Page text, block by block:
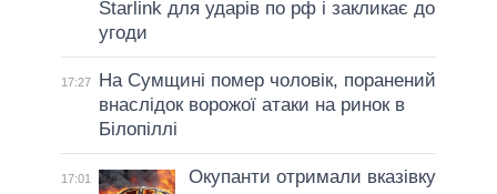
Starlink для ударів по рф і закликає до
угоди
17:27
На Сумщині помер чоловік, поранений
внаслідок ворожої атаки на ринок в
Білопіллі
17:01
Окупанти отримали вказівку